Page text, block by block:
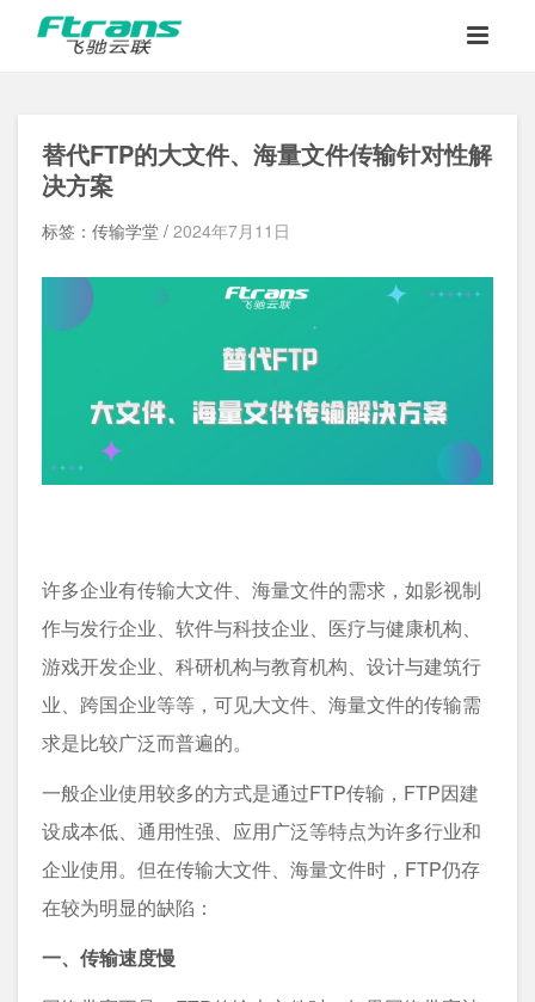
替代FTP的大文件、海量文件传输针对性解
决方案
标签：传输学堂 / 2024年7月11日
许多企业有传输大文件、海量文件的需求，如影视制
作与发行企业、软件与科技企业、医疗与健康机构、
游戏开发企业、科研机构与教育机构、设计与建筑行
业、跨国企业等等，可见大文件、海量文件的传输需
求是比较广泛而普遍的。
一般企业使用较多的方式是通过FTP传输，FTP因建
设成本低、通用性强、应用广泛等特点为许多行业和
企业使用。但在传输大文件、海量文件时，FTP仍存
在较为明显的缺陷：
一、传输速度慢